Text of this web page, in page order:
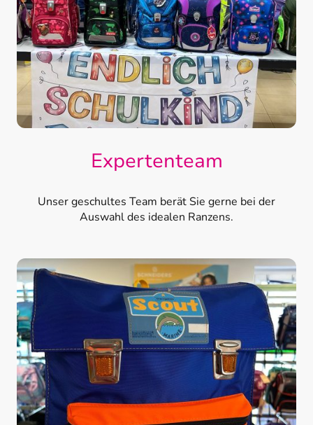
Expertenteam
Unser geschultes Team berät Sie gerne bei der
Auswahl des idealen Ranzens.